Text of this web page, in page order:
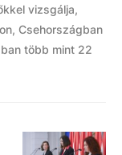
vizsgálja,
Csehországban
több mint 22